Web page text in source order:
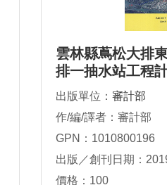
雲林縣蔦松大排
排一抽水站工程
出版單位： 審計部
作/編/譯者：審計部
GPN：1010800196
出版／創刊日期：
價格：100